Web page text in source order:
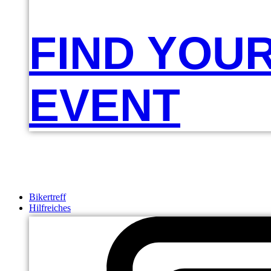
FIND
EVENT
Bikertreff
Hilfreiches